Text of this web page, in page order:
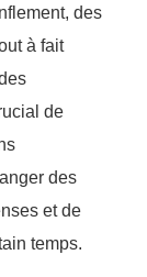
des
à fait
de
des
et de
temps.